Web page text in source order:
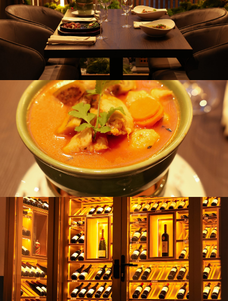
Saveurs
Plaisir
Harmonie